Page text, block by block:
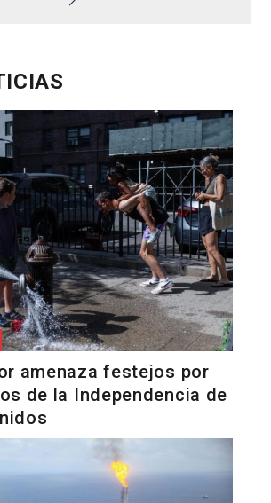
amenaza festejos por
de la Independencia de